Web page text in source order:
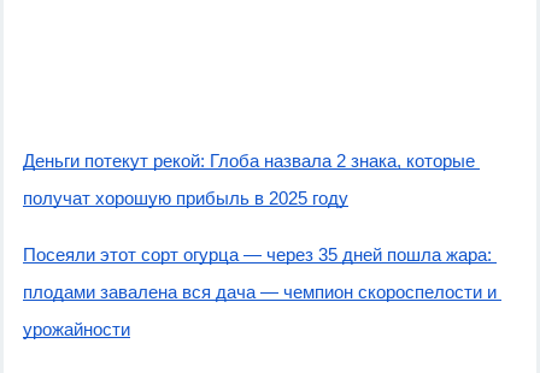
Деньги потекут рекой: Глоба назвала 2 знака, которые
получат хорошую прибыль в 2025 году
Посеяли этот сорт огурца — через 35 дней пошла жара:
плодами завалена вся дача — чемпион скороспелости и
урожайности